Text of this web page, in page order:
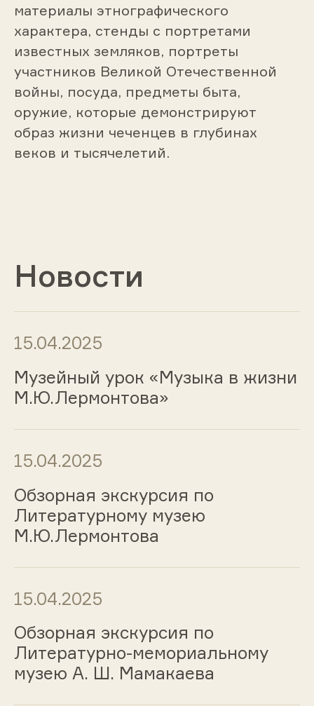
материалы этнографического
характера, стенды с портретами
известных земляков, портреты
участников Великой Отечественной
войны, посуда, предметы быта,
оружие, которые демонстрируют
образ жизни чеченцев в глубинах
веков и тысячелетий.
Новости
15.04.2025
Музейный урок «Музыка в жизни
М.Ю.Лермонтова»
15.04.2025
Обзорная экскурсия по
Литературному музею
М.Ю.Лермонтова
15.04.2025
Обзорная экскурсия по
Литературно-мемориальному
музею А. Ш. Мамакаева